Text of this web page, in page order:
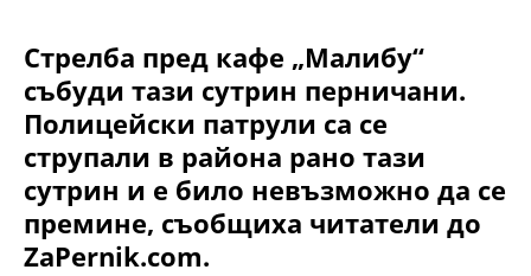
Стрелба пред кафе „Малибу“
събуди тази сутрин перничани.
Полицейски патрули са се
струпали в района рано тази
сутрин и е било невъзможно да се
премине, съобщиха читатели до
ZaPernik.com.